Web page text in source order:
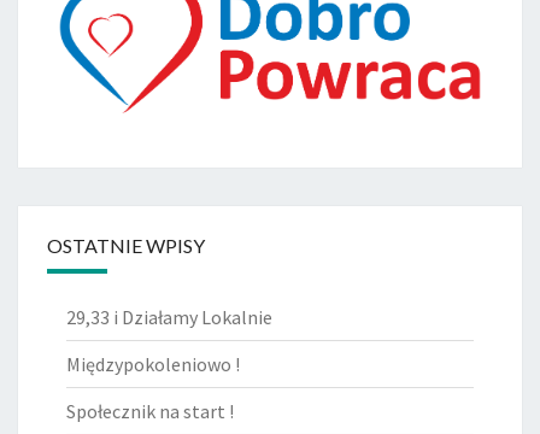
Y
OSTATNIE WPISY
29,33 i Działamy Lokalnie
Międzypokoleniowo !
Społecznik na start !